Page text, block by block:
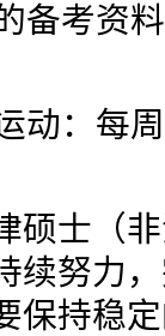
备考资
动：每
硕士（
续努力
保持稳